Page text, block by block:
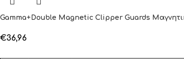
Gamma+Double Magnetic Clipper Guards
€36,96